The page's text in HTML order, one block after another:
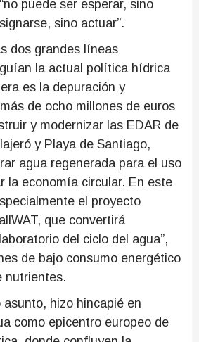
puede ser esperar, sino
sino actuar”.
dos grandes líneas
la actual política hídrica
es la depuración y
de ocho millones de euros
y modernizar las EDAR de
y Playa de Santiago,
agua regenerada para el uso
la economía circular. En este
el proyecto
que convertirá
del ciclo del agua”,
de bajo consumo energético
nutrientes.
hizo hincapié en
como epicentro europeo de